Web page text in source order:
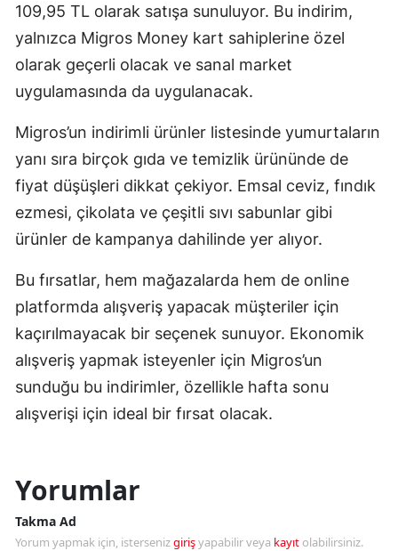
109,95 TL olarak satışa sunuluyor. Bu indirim,
yalnızca Migros Money kart sahiplerine özel
olarak geçerli olacak ve sanal market
uygulamasında da uygulanacak.
Migros’un indirimli ürünler listesinde yumurtaların
yanı sıra birçok gıda ve temizlik ürününde de
fiyat düşüşleri dikkat çekiyor. Emsal ceviz, fındık
ezmesi, çikolata ve çeşitli sıvı sabunlar gibi
ürünler de kampanya dahilinde yer alıyor.
Bu fırsatlar, hem mağazalarda hem de online
platformda alışveriş yapacak müşteriler için
kaçırılmayacak bir seçenek sunuyor. Ekonomik
alışveriş yapmak isteyenler için Migros’un
sunduğu bu indirimler, özellikle hafta sonu
alışverişi için ideal bir fırsat olacak.
Yorumlar
Takma Ad
Yorum yapmak için, istersenizgirişyapabilir veya kayıt olabilirsiniz.